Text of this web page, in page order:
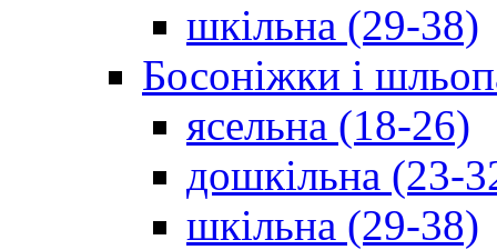
шкільна (29-38)
Босоніжки і
ясельна (18-26)
дошкільна (23-
шкільна (29-38)